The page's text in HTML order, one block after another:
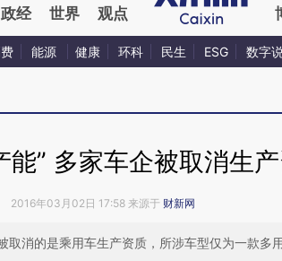
政经 世界 观点
能源 健康 环科 民生 ESG 数字
能” 多家车企被取消生
2016年03月02日 17:58 来源于 财新网
取消的是乘用车生产资质，所涉车型仅为一款多